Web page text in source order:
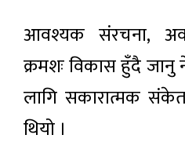
आवश्यक संरचना,
क्रमशः विकास हुँदै जानु
लागि सकारात्मक
थियो ।